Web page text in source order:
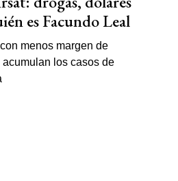
es Facundo Leal